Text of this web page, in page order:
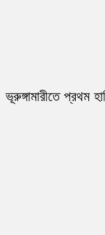
ভূরুঙ্গামারীতে প্রথম